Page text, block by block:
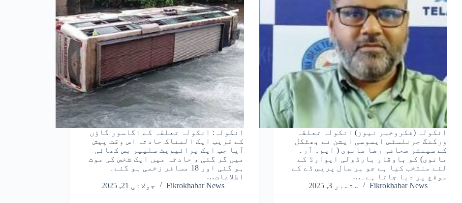
انکولہ (فکروخبر نیوز) انکولہ تعلقہ
ورکنگ جرنلسٹس ایسوسی ایشن نے بھٹکل
کے سینئر صحافی رضا مانوی ( ایم۔ آر۔
مانوی) کو باوقار بارڈولی ایوارڈ کے
لئے منتخب کیا ہے جو ہر سال پریس ڈے کے
موقع پر دیا جاتا ہے۔…
Fikrokhabar News
ستمبر 3, 2025
انکولہ: انکولہ تعلقہ کے اگاسور گاؤں
کے قریب ایک المناک حادثہ اس وقت پیش
آیا جب ایک پرائیویٹ سلیپر بس کھائی
میں گر گئی ، حادثہ میں ایک شخص کی موت
ہو گئی اور 18 مسافر زخمی ہو گئے۔
اطلاعات…
Fikrokhabar News
جولائی 21, 2025